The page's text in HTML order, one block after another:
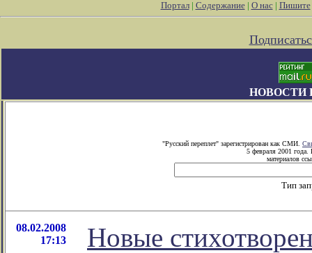
Портал| Содержание| О нас| Пишите
НОВОСТИ
"Русский переплет" зарегистрирован как СМИ.
5 февраля 2001 года.
материалов
Тип
08.02.2008
17:13
Новые